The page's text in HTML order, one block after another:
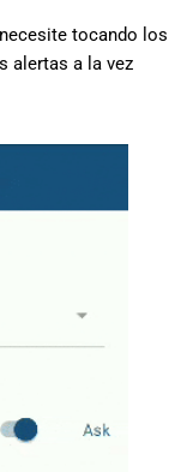
tocando los
alertas a la vez